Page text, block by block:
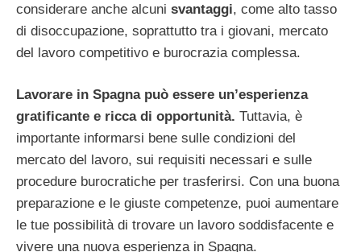
considerare anche alcuni svantaggi, come alto tasso
di disoccupazione, soprattutto tra i giovani, mercato
del lavoro competitivo e burocrazia complessa.
Lavorare in Spagna può essere un’esperienza
gratificante e ricca di opportunità. Tuttavia, è
importante informarsi bene sulle condizioni del
mercato del lavoro, sui requisiti necessari e sulle
procedure burocratiche per trasferirsi. Con una buona
preparazione e le giuste competenze, puoi aumentare
le tue possibilità di trovare un lavoro soddisfacente e
vivere una nuova esperienza in Spagna.